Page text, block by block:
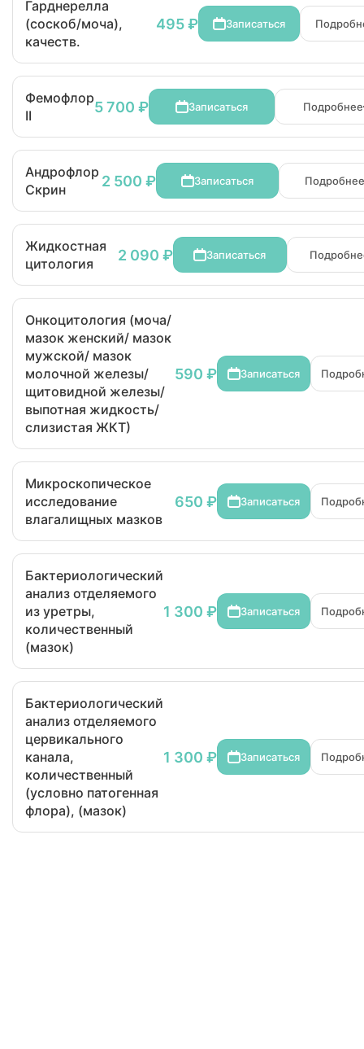
Гарднерелла
(соскоб/моча),
качеств.
495 ₽ Записаться
Фемофлор
II
5 700 ₽ Записаться Подробнее
Андрофлор
Скрин
2 500 ₽ Записаться
Жидкостная
цитология
2 090 ₽ Записаться
Онкоцитология (моча/
мазок женский/ мазок
мужской/ мазок
молочной железы/
щитовидной железы/
выпотная жидкость/
слизистая ЖКТ)
590 ₽ Записаться
Микроскопическое
исследование
влагалищных мазков
650 ₽ Записаться
Бактериологический
анализ отделяемого
из уретры,
количественный
(мазок)
1 300 ₽ Записаться
Бактериологический
анализ отделяемого
цервикального
канала,
количественный
(условно патогенная
флора), (мазок)
1 300 ₽ Записаться